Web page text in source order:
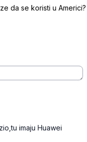
da se koristi u Americi?
imaju Huawei